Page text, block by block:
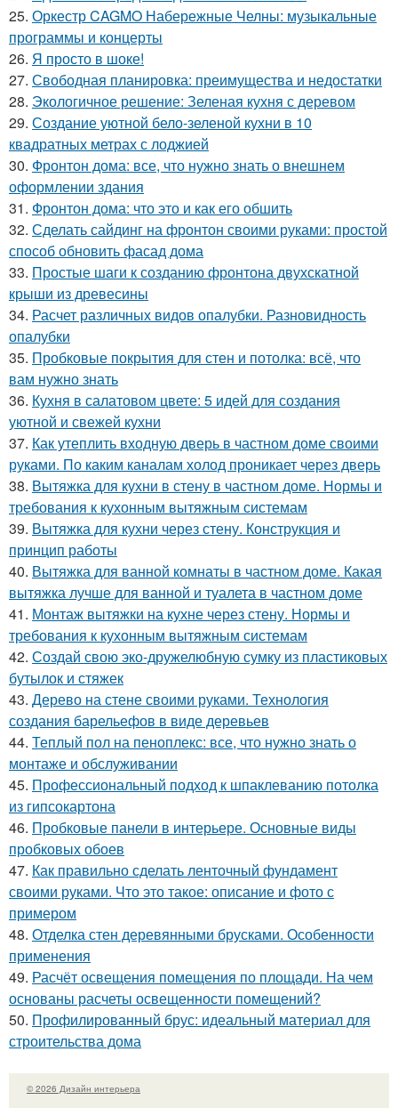
25. Оркестр CAGMO Набережные Челны: музыкальные
программы и концерты
26. Я просто в шоке!
27. Свободная планировка: преимущества и недостатки
28. Экологичное решение: Зеленая кухня с деревом
29. Создание уютной бело-зеленой кухни в 10
квадратных метрах с лоджией
30. Фронтон дома: все, что нужно знать о внешнем
оформлении здания
31. Фронтон дома: что это и как его обшить
32. Сделать сайдинг на фронтон своими руками: простой
способ обновить фасад дома
33. Простые шаги к созданию фронтона двухскатной
крыши из древесины
34. Расчет различных видов опалубки. Разновидность
опалубки
35. Пробковые покрытия для стен и потолка: всё, что
вам нужно знать
36. Кухня в салатовом цвете: 5 идей для создания
уютной и свежей кухни
37. Как утеплить входную дверь в частном доме своими
руками. По каким каналам холод проникает через дверь
38. Вытяжка для кухни в стену в частном доме. Нормы и
требования к кухонным вытяжным системам
39. Вытяжка для кухни через стену. Конструкция и
принцип работы
40. Вытяжка для ванной комнаты в частном доме. Какая
вытяжка лучше для ванной и туалета в частном доме
41. Монтаж вытяжки на кухне через стену. Нормы и
требования к кухонным вытяжным системам
42. Создай свою эко-дружелюбную сумку из пластиковых
бутылок и стяжек
43. Дерево на стене своими руками. Технология
создания барельефов в виде деревьев
44. Теплый пол на пеноплекс: все, что нужно знать о
монтаже и обслуживании
45. Профессиональный подход к шпаклеванию потолка
из гипсокартона
46. Пробковые панели в интерьере. Основные виды
пробковых обоев
47. Как правильно сделать ленточный фундамент
своими руками. Что это такое: описание и фото с
примером
48. Отделка стен деревянными брусками. Особенности
применения
49. Расчёт освещения помещения по площади. На чем
основаны расчеты освещенности помещений?
50. Профилированный брус: идеальный материал для
строительства дома
© 2026 Дизайн интерьера